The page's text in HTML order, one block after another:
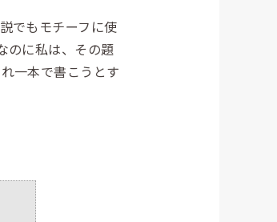
でもモチーフに使
のに私は、その題
一本で書こうとす